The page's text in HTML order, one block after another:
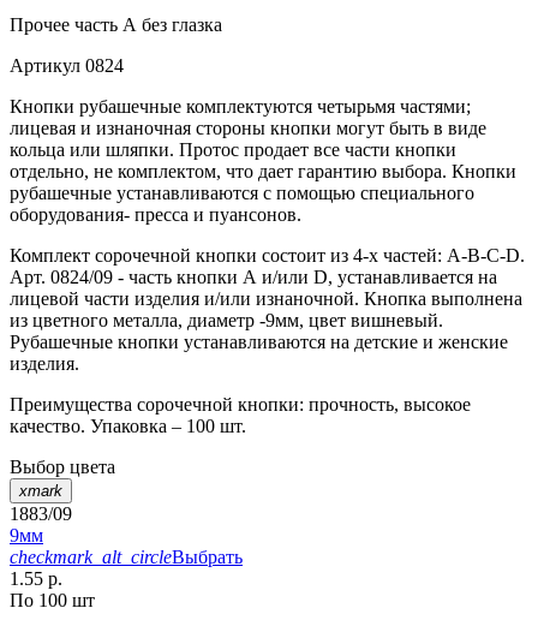
Прочее часть А без глазка
Артикул 0824
Кнопки рубашечные комплектуются четырьмя частями;
лицевая и изнаночная стороны кнопки могут быть в виде
кольца или шляпки. Протос продает все части кнопки
отдельно, не комплектом, что дает гарантию выбора. Кнопки
рубашечные устанавливаются с помощью специального
оборудования- пресса и пуансонов.
Комплект сорочечной кнопки состоит из 4-х частей: А-В-С-D.
Арт. 0824/09 - часть кнопки А и/или D, устанавливается на
лицевой части изделия и/или изнаночной. Кнопка выполнена
из цветного металла, диаметр -9мм, цвет вишневый.
Рубашечные кнопки устанавливаются на детские и женские
изделия.
Преимущества сорочечной кнопки: прочность, высокое
качество. Упаковка – 100 шт.
Выбор цвета
xmark
1883/09
9мм
checkmark_alt_circleВыбрать
1.55 р.
По 100 шт